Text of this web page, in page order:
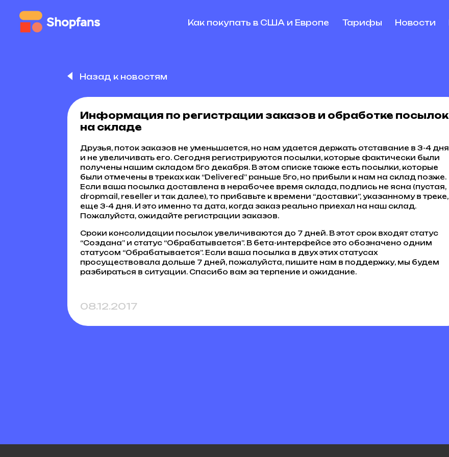
Как покупать в США и Европе Тарифы Новости
Назад к новостям
Информация по регистрации заказов и обработке посылок
на складе
Друзья, поток заказов не уменьшается, но нам удается держать отставание в 3-4 дня
и не увеличивать его. Сегодня регистрируются посылки, которые фактически были
получены нашим складом 5го декабря. В этом списке также есть посылки, которые
были отмечены в треках как “Delivered” раньше 5го, но прибыли к нам на склад позже.
Если ваша посылка доставлена в нерабочее время склада, подпись не ясна (пустая,
dropmail, reseller и так далее), то прибавьте к времени “доставки”, указанному в треке,
еще 3-4 дня. И это именно та дата, когда заказ реально приехал на наш склад.
Пожалуйста, ожидайте регистрации заказов.
Сроки консолидации посылок увеличиваются до 7 дней. В этот срок входят статус
“Создана” и статус “Обрабатывается”. В бета-интерфейсе это обозначено одним
статусом “Обрабатывается”. Если ваша посылка в двух этих статусах
просуществовала дольше 7 дней, пожалуйста, пишите нам в поддержку, мы будем
разбираться в ситуации. Спасибо вам за терпение и ожидание.
08.12.2017